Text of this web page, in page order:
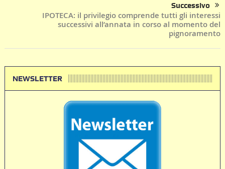
Successivo
IPOTECA: il privilegio comprende tutti gli interessi
successivi all’annata in corso al momento del
pignoramento
NEWSLETTER